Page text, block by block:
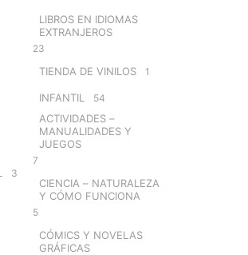
3
LIBROS EN IDIOMAS
EXTRANJEROS
23
TIENDA DE VINILOS 1
INFANTIL 54
ACTIVIDADES –
MANUALIDADES Y
JUEGOS
7
CIENCIA – NATURALEZA
Y CÓMO FUNCIONA
5
CÓMICS Y NOVELAS
GRÁFICAS